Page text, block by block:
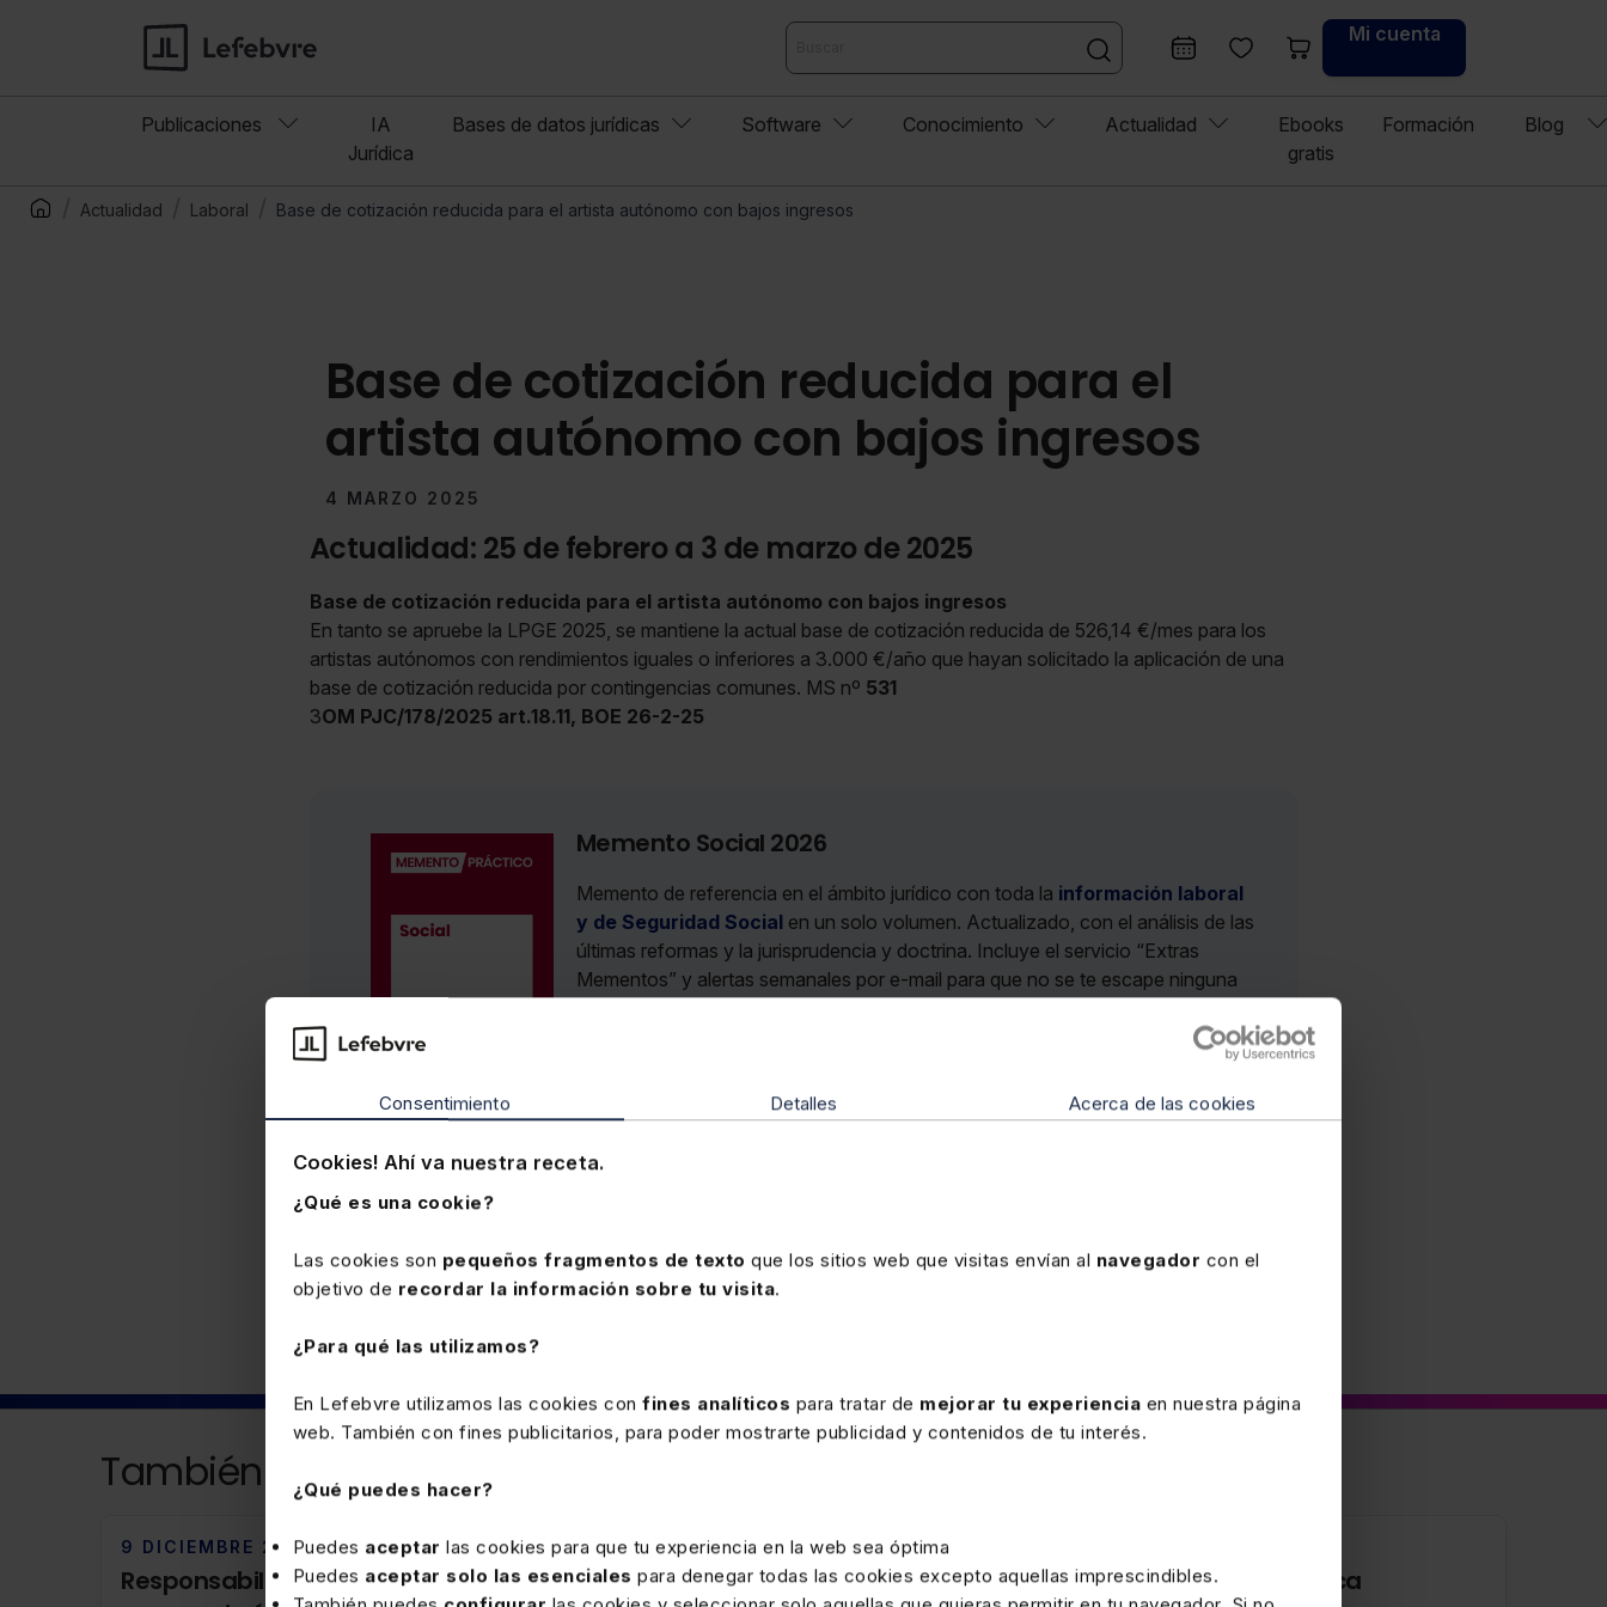
Consentimiento Detalles Acerca de las cookies
Cookies! Ahí va nuestra receta.
¿Qué es una cookie?
Las cookies son pequeños fragmentos de texto que los sitios web que visitas envían al navegador con el
objetivo de recordar la información sobre tu visita.
¿Para qué las utilizamos?
En Lefebvre utilizamos las cookies con fines analíticos para tratar de mejorar tu experiencia en nuestra página
web. También con fines publicitarios, para poder mostrarte publicidad y contenidos de tu interés.
¿Qué puedes hacer?
Puedes aceptar las cookies para que tu experiencia en la web sea óptima
Puedes aceptar solo las esenciales para denegar todas las cookies excepto aquellas imprescindibles.
Mi cuenta
Publicaciones
IA
Jurídica
Bases de datos jurídicas Software Conocimiento Actualidad
Ebooks
gratis
Formación Blog
Actualidad Laboral Base de cotización reducida para el artista autónomo con bajos ingresos
Base de cotización reducida para el
artista autónomo con bajos ingresos
4 MARZO 2025
Actualidad: 25 de febrero a 3 de marzo de 2025
Base de cotización reducida para el artista autónomo con bajos ingresos
En tanto se apruebe la LPGE 2025, se mantiene la actual base de cotización reducida de 526,14 €/mes para los
artistas autónomos con rendimientos iguales o inferiores a 3.000 €/año que hayan solicitado la aplicación de una
base de cotización reducida por contingencias comunes. MS nº 531
3OM PJC/178/2025 art.18.11, BOE 26-2-25
Memento Social 2026
Memento de referencia en el ámbito jurídico con toda la información laboral
y de Seguridad Social en un solo volumen. Actualizado, con el análisis de las
últimas reformas y la jurisprudencia y doctrina. Incluye el servicio “Extras
Mementos” y alertas semanales por e-mail para que no se te escape ninguna
También puede interesarte
9 DICIEMBRE 2025
Responsabilidad penal de una
21 OCTUBRE 2025
Convenios colectivos publicados
Tramitación electrónica